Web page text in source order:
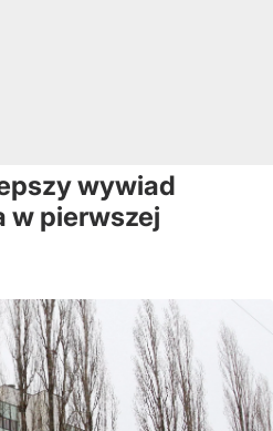
wywiad
w pierwszej